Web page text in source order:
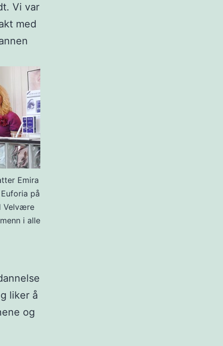
Vi var
med
Emira
på
Velvære
i alle
liker å
og